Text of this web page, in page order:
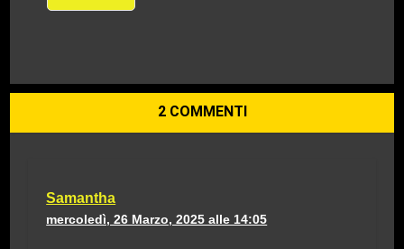
2 COMMENTI
Samantha
mercoledì, 26 Marzo, 2025 alle 14:05